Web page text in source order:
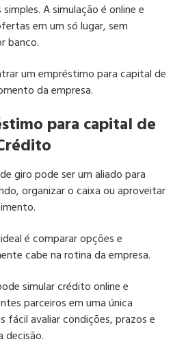
A simulação é online e
em um só lugar, sem
banco.
um empréstimo para capital de
da empresa.
para capital de
giro pode ser um aliado para
organizar o caixa ou aproveitar
é comparar opções e
cabe na rotina da empresa.
simular crédito online e
parceiros em uma única
fácil avaliar condições, prazos e
decisão.